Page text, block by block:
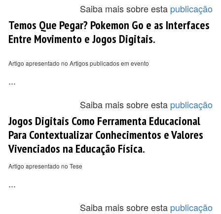
Saiba mais sobre esta publicação
Temos Que Pegar? Pokemon Go e as Interfaces
Entre Movimento e Jogos Digitais.
Artigo apresentado no Artigos publicados em evento
...
Saiba mais sobre esta publicação
Jogos Digitais Como Ferramenta Educacional
Para Contextualizar Conhecimentos e Valores
Vivenciados na Educação Física.
Artigo apresentado no Tese
...
Saiba mais sobre esta publicação